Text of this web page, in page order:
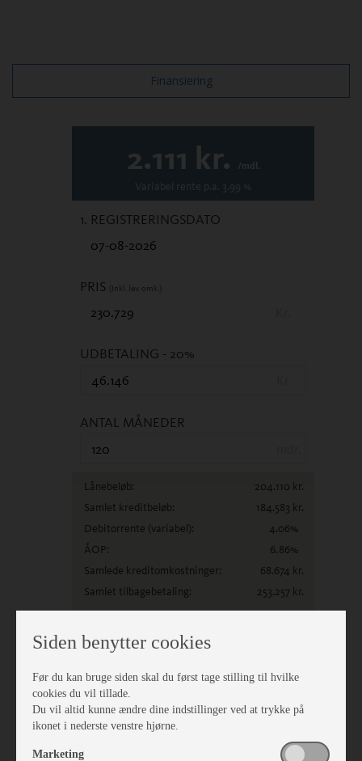
Finansiering
2.111 kr. /mdl.
Variabel rente p.a. 3.99 %
1. REGISTRERINGSDATO
PRIS (Inkl. lev. omk.)
UDBETALING - 20%
ANTAL MÅNEDER
Lånebeløb: 204.110 kr.
Samlet kreditbeløb:
184.583 kr.
Debitorrente (variabel): 4.06%
ÅOP:
6.86%
Samlede kreditomkostninger:
68.674 kr.
Samlet tilbagebetaling:
253.257 kr.
Finansiering på købekontrakt via Santander Consumer
Bank.Etabl.omk. samt mdl. kontogebyr er medtaget i
Fortrydelsesret 14 dage.
Klik her og Ansøg
Siden benytter cookies
Før du kan bruge siden skal du først tage stilling til hvilke
cookies du vil tillade.
Du vil altid kunne ændre dine indstillinger ved at trykke på
ikonet i nederste venstre hjørne.
Marketing